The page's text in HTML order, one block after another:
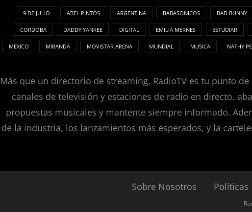
9 DE JULIO ABEL PINTOS ARGENTINA BABASONICOS BAD BUNNY
CORDOBA DADDY YANKEE DIGITAL EMILIA MERNES ESTUDIAR
MEXICO MIRANDA MOVISTAR ARENA MUNDIAL MUSICA NATHY
Más que un directorio de streaming, RadioTV es tu punto
canales de televisión y estaciones de radio en directo,
propuestas musicales y mantente siempre informado.
de la industria, los lanzamientos más esperados, y la
Sobre Nosotros Políticas